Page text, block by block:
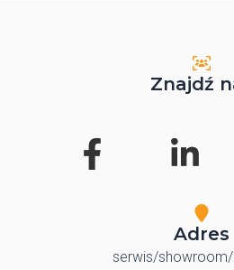
Znajdź
Adres
serwis/